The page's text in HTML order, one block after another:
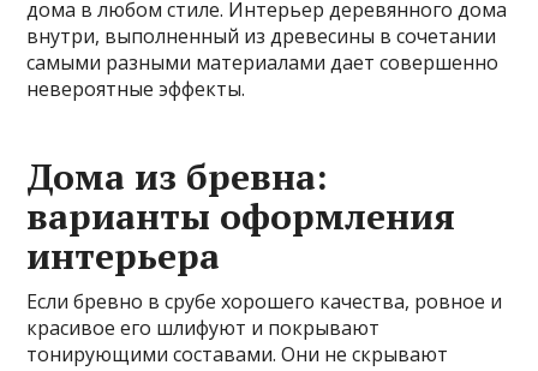
дома в любом стиле. Интерьер деревянного дома
внутри, выполненный из древесины в сочетании
самыми разными материалами дает совершенно
невероятные эффекты.
Дома из бревна:
варианты оформления
интерьера
Если бревно в срубе хорошего качества, ровное и
красивое его шлифуют и покрывают
тонирующими составами. Они не скрывают